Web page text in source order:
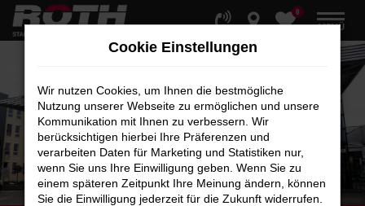
Zum
Hauptinhalt
0
MENÜ
Cookie Einstellungen
Wir nutzen Cookies, um Ihnen die bestmögliche
Nutzung unserer Webseite zu ermöglichen und unsere
Kommunikation mit Ihnen zu verbessern. Wir
berücksichtigen hierbei Ihre Präferenzen und
verarbeiten Daten für Marketing und Statistiken nur,
wenn Sie uns Ihre Einwilligung geben. Wenn Sie zu
einem späteren Zeitpunkt Ihre Meinung ändern, können
Sie die Einwilligung jederzeit für die Zukunft widerrufen.